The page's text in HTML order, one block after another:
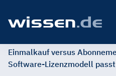
Einmalkauf versus
Software-Lizenzmodell